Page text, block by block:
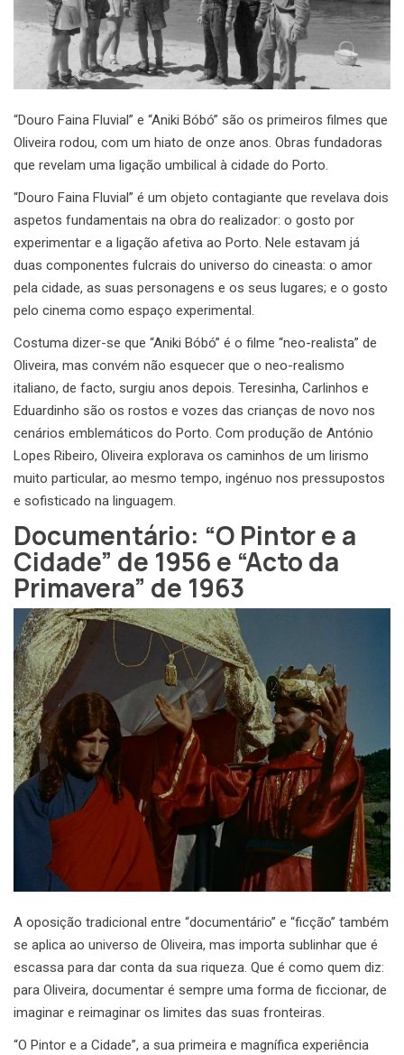
“Douro Faina Fluvial” e “Aniki Bóbó” são os primeiros filmes que
Oliveira rodou, com um hiato de onze anos. Obras fundadoras
que revelam uma ligação umbilical à cidade do Porto.
“Douro Faina Fluvial” é um objeto contagiante que revelava dois
aspetos fundamentais na obra do realizador: o gosto por
experimentar e a ligação afetiva ao Porto. Nele estavam já
duas componentes fulcrais do universo do cineasta: o amor
pela cidade, as suas personagens e os seus lugares; e o gosto
pelo cinema como espaço experimental.
Costuma dizer-se que “Aniki Bóbó” é o filme “neo-realista” de
Oliveira, mas convém não esquecer que o neo-realismo
italiano, de facto, surgiu anos depois. Teresinha, Carlinhos e
Eduardinho são os rostos e vozes das crianças de novo nos
cenários emblemáticos do Porto. Com produção de António
Lopes Ribeiro, Oliveira explorava os caminhos de um lirismo
muito particular, ao mesmo tempo, ingénuo nos pressupostos
e sofisticado na linguagem.
Documentário: “O Pintor e a
Cidade” de 1956 e “Acto da
Primavera” de 1963
A oposição tradicional entre “documentário” e “ficção” também
se aplica ao universo de Oliveira, mas importa sublinhar que é
escassa para dar conta da sua riqueza. Que é como quem diz:
para Oliveira, documentar é sempre uma forma de ficcionar, de
imaginar e reimaginar os limites das suas fronteiras.
“O Pintor e a Cidade”, a sua primeira e magnífica experiência